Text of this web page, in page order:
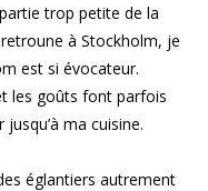
trop petite de la
à Stockholm, je
est si évocateur.
les goûts font parfois
ma cuisine.
églantiers autrement